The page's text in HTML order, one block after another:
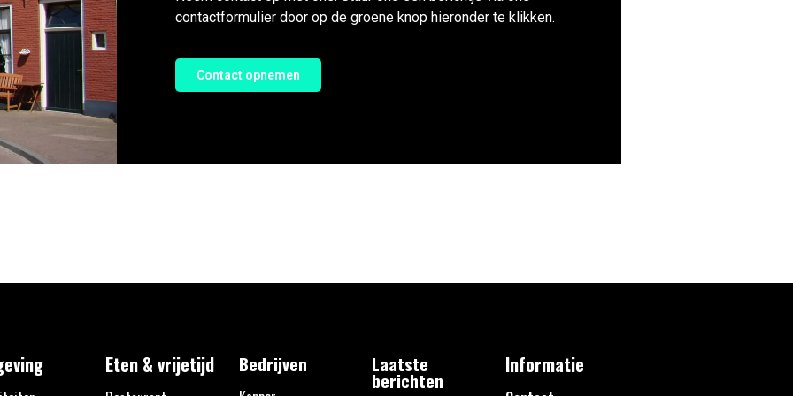
contactformulier door op de groene knop hieronder te klikken.
Contact opnemen
Eten & vrijetijd Bedrijven Laatste
berichten
Informatie